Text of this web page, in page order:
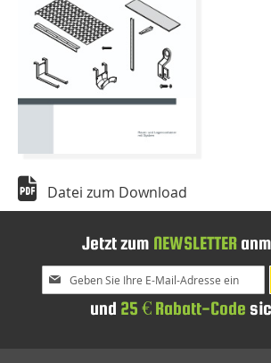
Datei zum Download
Jetzt zum NEWSLETTER
Melden
Sie
und 25 € Rabatt-Code